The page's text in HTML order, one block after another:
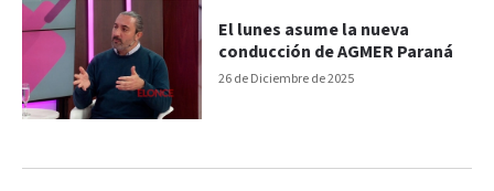
26 de Diciembre de 2025
El lunes asume la nueva
conducción de AGMER Paraná